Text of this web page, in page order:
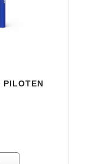
PILOTEN